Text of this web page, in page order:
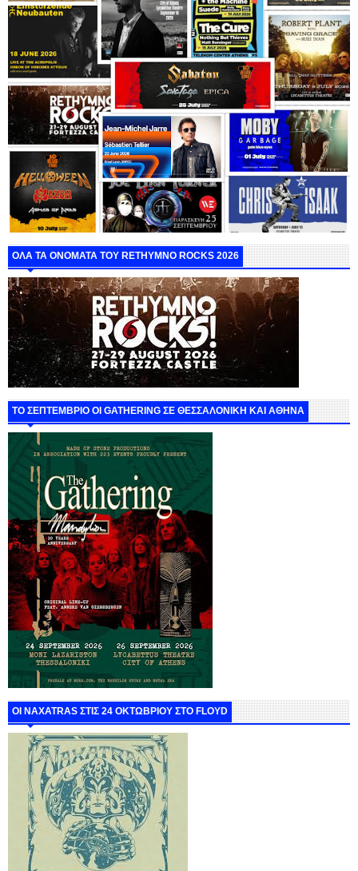
ΟΛΑ ΤΑ ΟΝΟΜΑΤΑ ΤΟΥ RETHYMNO ROCKS 2026
ΤΟ ΣΕΠΤΕΜΒΡΙΟ ΟΙ GATHERING ΣΕ ΘΕΣΣΑΛΟΝΙΚΗ ΚΑΙ ΑΘΗΝΑ
ΟΙ NAXATRAS ΣΤΙΣ 24 ΟΚΤΩΒΡΙΟΥ ΣΤΟ FLOYD